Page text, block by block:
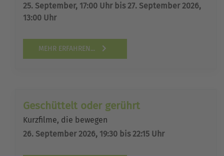
25. September, 17:00 Uhr bis 27. September 2026,
13:00 Uhr
MEHR ERFAHREN...
Geschüttelt oder gerührt
Kurzfilme, die bewegen
26. September 2026, 19:30 bis 22:15 Uhr